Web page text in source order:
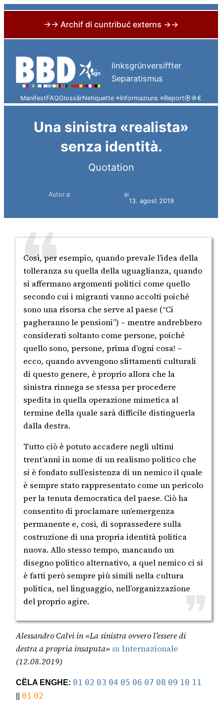
→→ Archif di cuntribuć externs →→
content
linksgrünversiffter
Separatismus
ManifestFAQGlossârNetiquette ≡Informaziuns ≡Report⦿☆€
Una sinistra «realista»
senza identità.
Quotation
Autor:a
ai
13. agost 2019
Così, per esempio, quando prevale l’idea della
tolleranza su quella della uguaglianza, quando
si affermano argomenti politici come quello
secondo cui i migranti vanno accolti poiché
sono una risorsa che serve al paese (“Ci
pagheranno le pensioni”) – mentre andrebbero
considerati soltanto come persone, poiché
quello sono, persone, prima d’ogni cosa! –
ecco, quando avvengono slittamenti culturali
di questo genere, è proprio allora che la
sinistra rinnega se stessa per procedere
spedita in quella operazione mimetica al
termine della quale sarà difficile distinguerla
dalla destra.
Tutto ciò è potuto accadere negli ultimi
trent’anni in nome di un realismo politico che
si è fondato sull’esistenza di un nemico il quale
è sempre stato rappresentato come un pericolo
per la tenuta democratica del paese. Ciò ha
consentito di proclamare un’emergenza
permanente e, così, di soprassedere sulla
costruzione di una propria identità politica
nuova. Allo stesso tempo, mancando un
disegno politico alternativo, a quel nemico ci si
è fatti però sempre più simili nella cultura
politica, nel linguaggio, nell’organizzazione
del proprio agire.
Alessandro Calvi in «La sinistra ovvero l’essere di
destra a propria insaputa»suInternazionale
(12.08.2019)
CËLA ENGHE: 01 02 03 04 05 06 07 08 09 10 11
|| 01 02